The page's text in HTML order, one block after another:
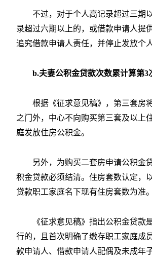
不过，对于个人高记录超过三期
录超过六期以上的，或借款申请人提
追究借款申请人责任，并停止发放个
b.夫妻公积金贷款次数累计算第3
根据《征求意见稿》，第三套房
之门外，中心不向购买第三套及以上
庭发放住房公积金。
另外，为购买二套房申请公积金
积金贷款必须结清。住房套数认定，
贷款职工家庭名下现有住房套数为准。
《征求意见稿》指出公积金贷款
行的，且首次明确了缴存职工家庭成
款申请人、借款申请人配偶及未成年子